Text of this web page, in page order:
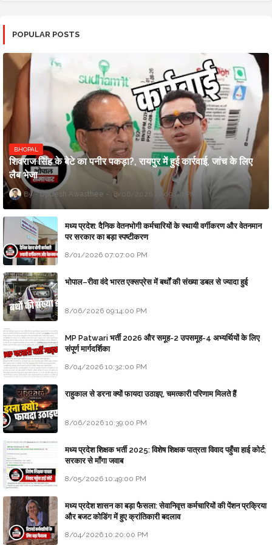
POPULAR POSTS
BHOPAL
शिवराज सिंह के बेटे का पनीर पकड़ा?, रायपुर में हुई कार्रवाई, जांच के लिए
लैब भेजा
Updesh Awasthee 8/06/2026 10:09:00 PM
मध्य प्रदेश: दैनिक वेतनभोगी कर्मचारियों के स्थायी वर्गीकरण और वेतनमान
पर सरकार का बड़ा स्पष्टीकरण
8/01/2026 07:07:00 PM
भोपाल–रीवा वंदे भारत एक्सप्रेस में बर्थों की संख्या डबल से ज्यादा हुई
8/06/2026 09:14:00 PM
MP Patwari भर्ती 2026 और समूह-2 उपसमूह-4 अभ्यर्थियों के लिए
संपूर्ण मार्गदर्शिका
8/04/2026 10:32:00 PM
राहुकाल से डरना क्यों फायदा उठाइए, चमत्कारी परिणाम मिलते हैं
8/06/2026 10:39:00 PM
मध्य प्रदेश शिक्षक भर्ती 2025: विशेष शिक्षक पात्रता विवाद पहुँचा हाई कोर्ट;
सरकार से माँगा जवाब
8/05/2026 10:49:00 PM
मध्य प्रदेश शासन का बड़ा फैसला: सेवानिवृत्त कर्मचारियों की पेंशन प्रक्रिया
और बजट कोडिंग में हुए क्रांतिकारी बदलाव
8/04/2026 10:20:00 PM